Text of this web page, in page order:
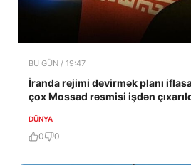
BU GÜN / 19:47
İranda rejimi devirmək planı
çox Mossad rəsmisi işdən
DÜNYA
0 0